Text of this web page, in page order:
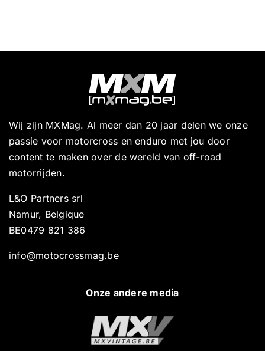
Wij zijn MXMag. Al meer dan 20 jaar delen we onze
passie voor motorcross en enduro met jou door
content te maken over de wereld van off-road
motorrijden.
L&O Partners srl
Namur, Belgique
BE0479 821 386
info@motocrossmag.be
Onze andere media